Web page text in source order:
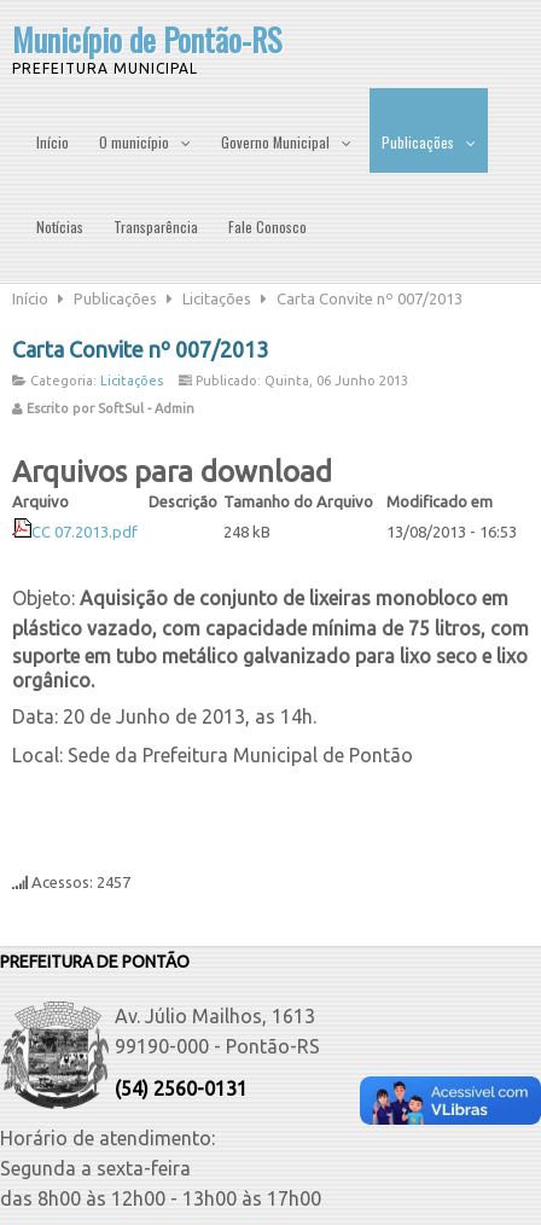
Município de Pontão-RS
PREFEITURA MUNICIPAL
Início O município Governo Municipal Publicações
Notícias Transparência Fale Conosco
Início Publicações Licitações Carta Convite nº 007/2013
Carta Convite nº 007/2013
Categoria: Licitações
Publicado: Quinta, 06 Junho 2013
Escrito por SoftSul - Admin
Arquivos para download
Arquivo Descrição Tamanho do Arquivo
Modificado em
CC 07.2013.pdf
248 kB 13/08/2013 - 16:53
Objeto: Aquisição de conjunto de lixeiras monobloco em
plástico vazado, com capacidade mínima de 75 litros, com
suporte em tubo metálico galvanizado para lixo seco e lixo
orgânico.
Data: 20 de Junho de 2013, as 14h.
Local: Sede da Prefeitura Municipal de Pontão
Acessos: 2457
PREFEITURA DE PONTÃO
Av. Júlio Mailhos, 1613
99190-000 - Pontão-RS
(54) 2560-0131
Horário de atendimento:
Segunda a sexta-feira
das 8h00 às 12h00 - 13h00 às 17h00